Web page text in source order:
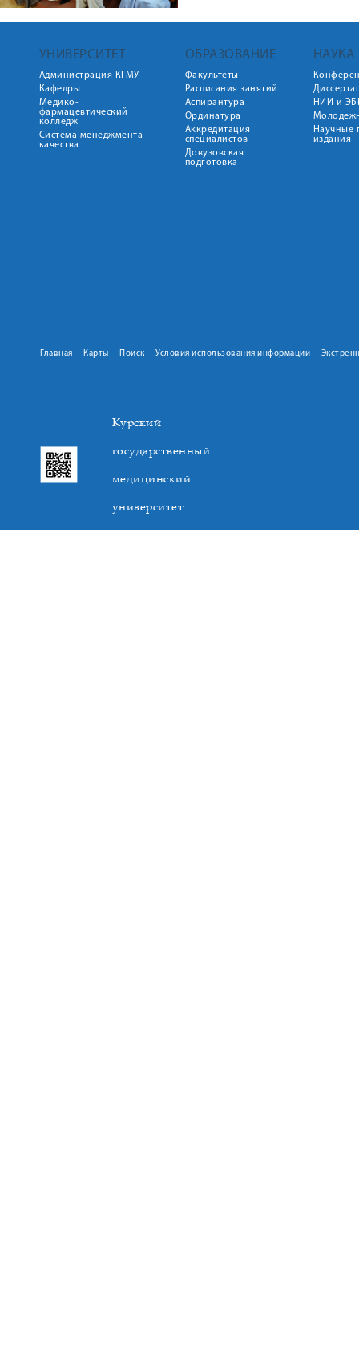
УНИВЕРСИТЕТ
Администрация КГМУ
Кафедры
Медико-
фармацевтический
колледж
Система менеджмента
качества
ОБРАЗОВАНИЕ
Факультеты
Расписания занятий
Аспирантура
Ординатура
Аккредитация
специалистов
Довузовская
подготовка
НАУКА
НИИ и
Научные
издания
Главная Карты Поиск Условия использования информации
Курский
государственный
медицинский
университет